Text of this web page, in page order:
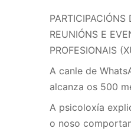
PARTICIPACIÓNS
REUNIÓNS E
PROFESIONAIS
A canle de
alcanza os 500
A psicoloxía
o noso